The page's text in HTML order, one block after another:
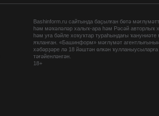
Bashinform.ru сайтында баҫылған бөтә
һәм мәҡәләләр халыҡ-ара һәм Рәсәй авторлыҡ
һәм уға бәйле хоҡуҡтар тураһындағы ҡануниәте
яҡланған. «Башинформ» мәғлүмәт
хәбәрҙәре лә 18 йәштән өлкән ҡулланыусыларға
тәғәйенләнгән.
18+